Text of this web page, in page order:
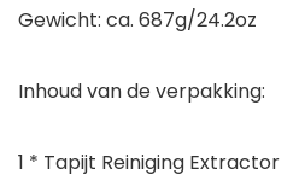
Gewicht: ca. 687g/24.2oz
Inhoud van de verpakking:
1 * Tapijt Reiniging Extractor